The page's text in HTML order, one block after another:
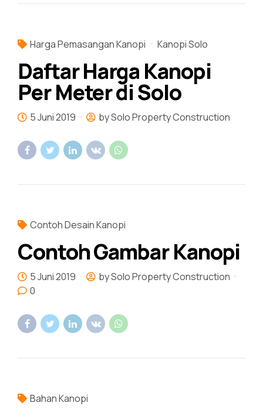
Harga Pemasangan Kanopi Kanopi Solo
Daftar Harga Kanopi
Per Meter di Solo
5 Juni 2019 by Solo Property Construction
Contoh Desain Kanopi
Contoh Gambar Kanopi
5 Juni 2019
by Solo Property Construction
0
Bahan Kanopi